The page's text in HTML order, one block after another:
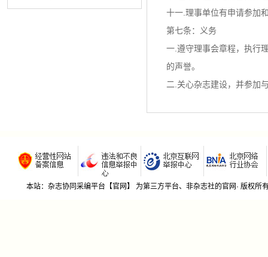
十一.理事单位有申请参加
第七条：义务
一.遵守理事会章程，执行
的声誉。
二.关心杂志建设，并参加
本站：杂志协同采编平台【官网】 为第三方平台、非杂志社的官网· 版权